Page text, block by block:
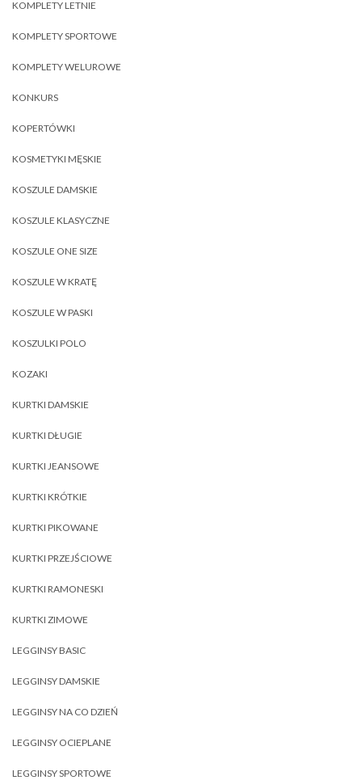
KOMPLETY LETNIE
KOMPLETY SPORTOWE
KOMPLETY WELUROWE
KONKURS
KOPERTÓWKI
KOSMETYKI MĘSKIE
KOSZULE DAMSKIE
KOSZULE KLASYCZNE
KOSZULE ONE SIZE
KOSZULE W KRATĘ
KOSZULE W PASKI
KOSZULKI POLO
KOZAKI
KURTKI DAMSKIE
KURTKI DŁUGIE
KURTKI JEANSOWE
KURTKI KRÓTKIE
KURTKI PIKOWANE
KURTKI PRZEJŚCIOWE
KURTKI RAMONESKI
KURTKI ZIMOWE
LEGGINSY BASIC
LEGGINSY DAMSKIE
LEGGINSY NA CO DZIEŃ
LEGGINSY OCIEPLANE
LEGGINSY SPORTOWE